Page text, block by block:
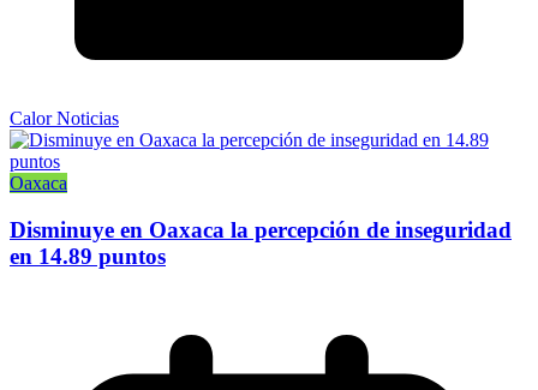
Calor Noticias
Oaxaca
Disminuye en Oaxaca la percepción de inseguridad
en 14.89 puntos